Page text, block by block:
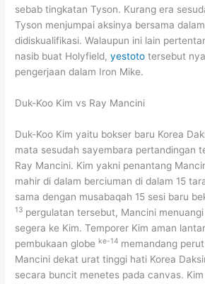
sebab tingkatan Tyson. Kurang era
Tyson menjumpai aksinya bersama
didiskualifikasi. Walaupun ini lain
nasib buat Holyfield,yestoto tersebut
pengerjaan dalam Iron Mike.
Duk-Koo Kim vs Ray Mancini
Duk-Koo Kim yaitu bokser baru Korea
mata sesudah sayembara pertandingan
Ray Mancini. Kim yakni penantang
mahir di dalam berciuman di dalam 15
sama dengan musabaqah 15 sesi baru
13 pergulatan tersebut, Mancini
segera ke Kim. Temporer Kim aman
pembukaan globeke-14 memandang
Mancini dekat urat tinggi hati Korea
secara buncit menetes pada canvas.